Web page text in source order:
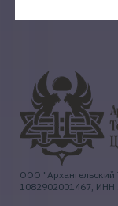
ООО "Архангельский
1082902001467, ИНН